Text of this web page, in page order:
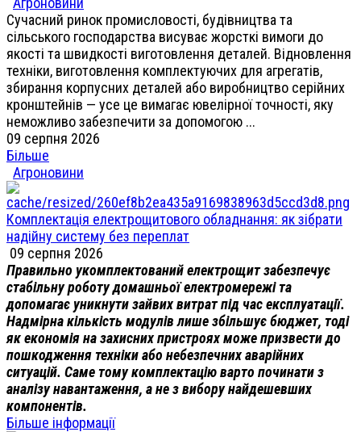
Сучасний ринок промисловості, будівництва та
сільського господарства висуває жорсткі вимоги до
якості та швидкості виготовлення деталей. Відновлення
техніки, виготовлення комплектуючих для агрегатів,
збирання корпусних деталей або виробництво серійних
кронштейнів — усе це вимагає ювелірної точності, яку
неможливо забезпечити за допомогою ...
09 серпня 2026
Більше
Агроновини
Комплектація електрощитового обладнання: як зібрати
надійну систему без переплат
09 серпня 2026
Правильно укомплектований електрощит забезпечує
стабільну роботу домашньої електромережі та
допомагає уникнути зайвих витрат під час експлуатації.
Надмірна кількість модулів лише збільшує бюджет, тоді
як економія на захисних пристроях може призвести до
пошкодження техніки або небезпечних аварійних
ситуацій. Саме тому комплектацію варто починати з
аналізу навантаження, а не з вибору найдешевших
компонентів.
Більше інформації